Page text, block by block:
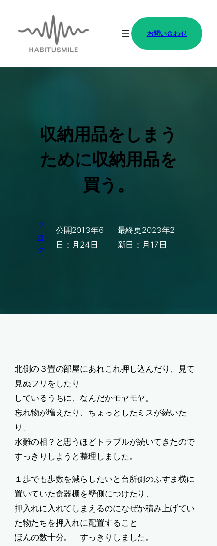
キ
お問い合わせ
収納用品をしまう
ために収納用品を
買う。
ブ
ロ
グ
公開
日：
2013年6
月24日
最終更
新日：
2023年2
月17日
北側の３畳の部屋にあれこれ押し込んだり、見て
見ぬフリをしたり
しているうちに、なんだかモヤモヤ。
忘れ物が増えたり、ちょっとしたミスが続いた
り、
水難の相？と思うほどトラブルが続いてきたので
すっきりしようと整理しました。
１歩でも歩数を減らしたいと台所側のふすま横に
置いていた食器棚を壁側につけたり、
押入れに入れてしまえるのになぜか積み上げてい
た物たちを押入れに配置すること
ほんの数十分。 すっきりしました。